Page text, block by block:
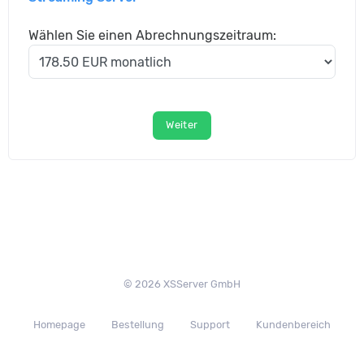
Wählen Sie einen Abrechnungszeitraum:
Weiter
© 2026 XSServer GmbH
Homepage Bestellung Support Kundenbereich